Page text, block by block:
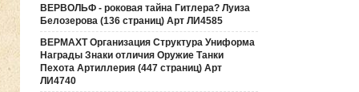
ВЕРВОЛЬФ - роковая тайна Гитлера? Луиза
Белозерова (136 страниц) Арт ЛИ4585
ВЕРМАХТ Организация Структура Униформа
Награды Знаки отличия Оружие Танки
Пехота Артиллерия (447 страниц) Арт
ЛИ4740